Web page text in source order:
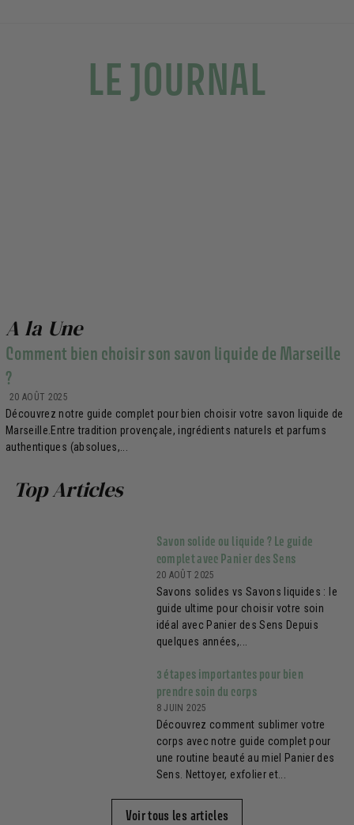
LE JOURNAL
A la Une
Comment bien choisir son savon liquide de Marseille
?
20 AOÛT 2025
Découvrez notre guide complet pour bien choisir votre savon liquide de
Marseille.Entre tradition provençale, ingrédients naturels et parfums
authentiques (absolues,...
Top Articles
Savon solide ou liquide ? Le guide
complet avec Panier des Sens
20 AOÛT 2025
Savons solides vs Savons liquides : le
guide ultime pour choisir votre soin
idéal avec Panier des Sens Depuis
quelques années,...
3 étapes importantes pour bien
prendre soin du corps
8 JUIN 2025
Découvrez comment sublimer votre
corps avec notre guide complet pour
une routine beauté au miel Panier des
Sens. Nettoyer, exfolier et...
Voir tous les articles